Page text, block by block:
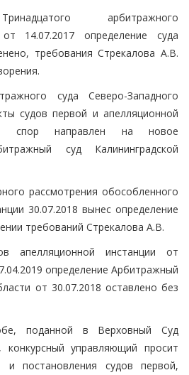
арбитражного
14.07.2017 определение суда
требования Стрекалова А.В.
суда Северо-Западного
судов первой и апелляционной
спор направлен на новое
суд Калининградской
рассмотрения обособленного
30.07.2018 вынес определение
требований Стрекалова А.В.
апелляционной инстанции от
определение Арбитражный
от 30.07.2018 оставлено без
поданной в Верховный Суд
конкурсный управляющий просит
и постановления судов первой,